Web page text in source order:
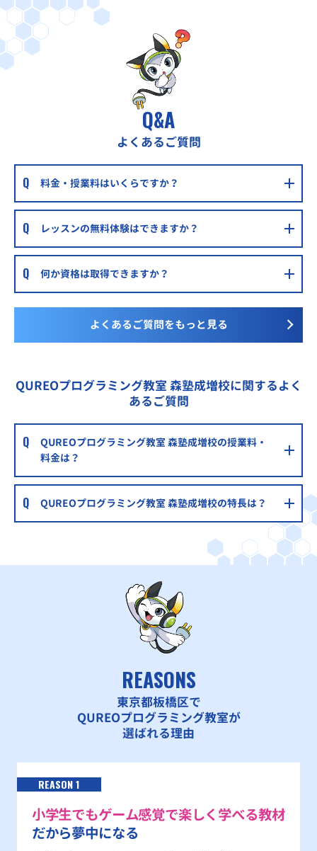
Q&A
よくあるご質問
料金・授業料はいくらですか？
レッスンの無料体験はできますか？
何か資格は取得できますか？
よくあるご質問をもっと見る
QUREOプログラミング教室 森塾成増校に関するよく
あるご質問
QUREOプログラミング教室 森塾成増校の授業料・
料金は？
QUREOプログラミング教室 森塾成増校の特長は？
REASONS
東京都板橋区で
QUREOプログラミング教室が
選ばれる理由
REASON 1
小学生でもゲーム感覚で楽しく学べる教材
だから夢中になる